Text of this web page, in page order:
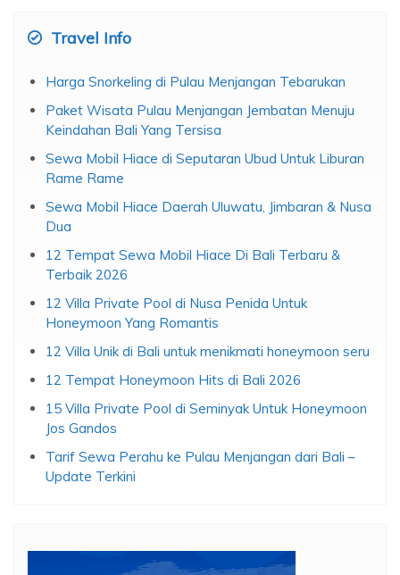
Travel Info
Harga Snorkeling di Pulau Menjangan Tebarukan
Paket Wisata Pulau Menjangan Jembatan Menuju
Keindahan Bali Yang Tersisa
Sewa Mobil Hiace di Seputaran Ubud Untuk Liburan
Rame Rame
Sewa Mobil Hiace Daerah Uluwatu, Jimbaran & Nusa
Dua
12 Tempat Sewa Mobil Hiace Di Bali Terbaru &
Terbaik 2026
12 Villa Private Pool di Nusa Penida Untuk
Honeymoon Yang Romantis
12 Villa Unik di Bali untuk menikmati honeymoon seru
12 Tempat Honeymoon Hits di Bali 2026
15 Villa Private Pool di Seminyak Untuk Honeymoon
Jos Gandos
Tarif Sewa Perahu ke Pulau Menjangan dari Bali –
Update Terkini